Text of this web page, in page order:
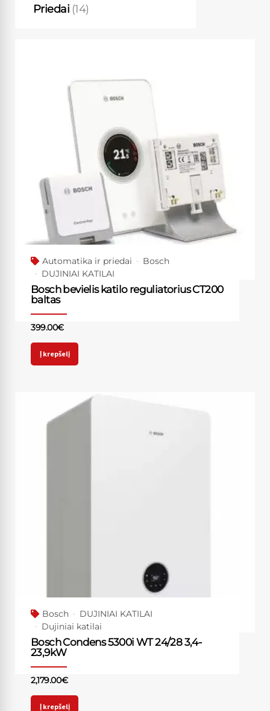
Priedai (14)
Automatika ir priedai
Bosch
DUJINIAI KATILAI
Bosch bevielis katilo reguliatorius CT200
baltas
399.00€
Į krepšelį
Bosch
DUJINIAI KATILAI
Dujiniai katilai
Bosch Condens 5300i WT 24/28 3,4-
23,9kW
2,179.00€
Į krepšelį